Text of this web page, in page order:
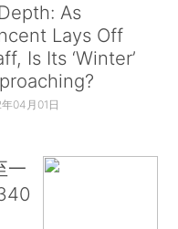
As
Lays Off
Is Its ‘Winter’
04月01日
一